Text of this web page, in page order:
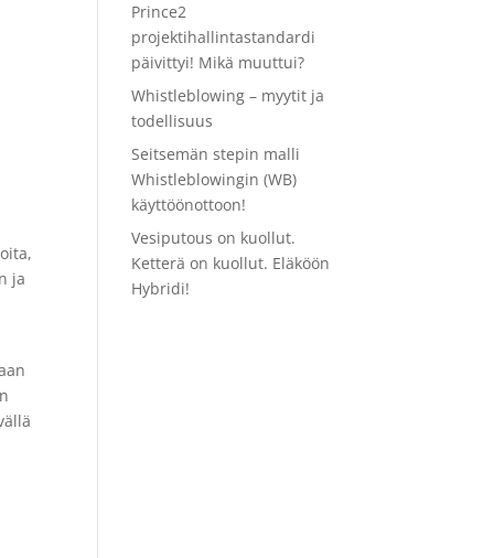
ja
Prince2
projektihallintastandardi
päivittyi! Mikä muuttui?
Whistleblowing – myytit ja
todellisuus
Seitsemän stepin malli
Whistleblowingin (WB)
käyttöönottoon!
Vesiputous on kuollut.
Ketterä on kuollut. Eläköön
Hybridi!